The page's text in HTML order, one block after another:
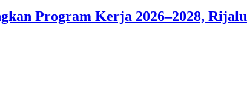
Program Kerja 2026–2028,